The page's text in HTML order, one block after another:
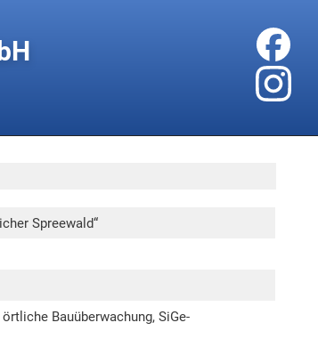
Spreewald“
Bauüberwachung, SiGe-